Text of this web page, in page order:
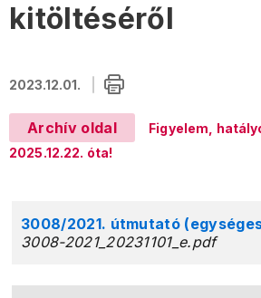
kitöltéséről
2023.12.01.
Archív oldal
Figyelem,
2025.12.22. óta!
3008/2021. útmutató
3008-2021_20231101_e.pdf